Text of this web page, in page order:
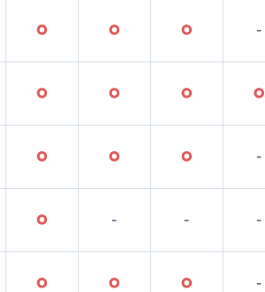
○ ○ ○ -
○ ○ ○ ○
○ ○ ○ -
○ - - -
○ ○ ○ -